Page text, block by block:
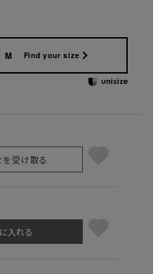
M Find your size
受け取る
入れる